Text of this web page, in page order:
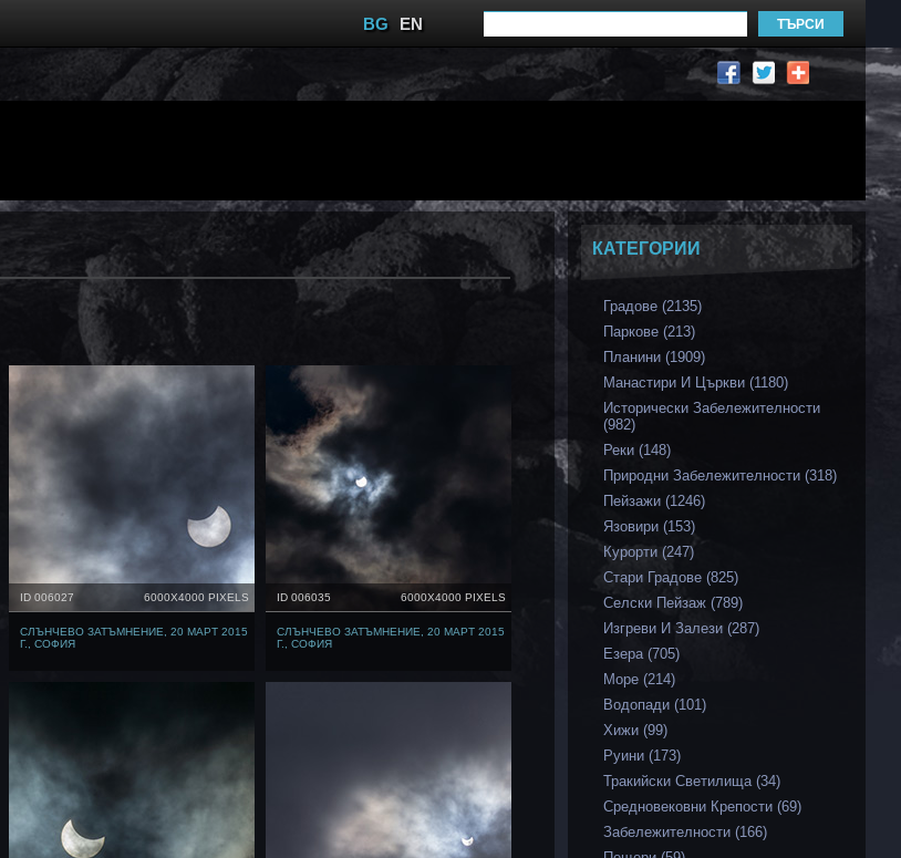
BG EN
ID 006027 6000X4000 PIXELS
СЛЪНЧЕВО ЗАТЪМНЕНИЕ, 20 МАРТ 2015
Г., СОФИЯ
ID 006035 6000X4000 PIXELS
СЛЪНЧЕВО ЗАТЪМНЕНИЕ, 20 МАРТ 2015
Г., СОФИЯ
КАТЕГОРИИ
Градове (2135)
Паркове (213)
Планини (1909)
Манастири И Църкви (1180)
Исторически Забележителности
(982)
Реки (148)
Природни Забележителности (318)
Пейзажи (1246)
Язовири (153)
Курорти (247)
Стари Градове (825)
Селски Пейзаж (789)
Изгреви И Залези (287)
Езера (705)
Море (214)
Водопади (101)
Хижи (99)
Руини (173)
Тракийски Светилища (34)
Средновековни Крепости (69)
Забележителности (166)